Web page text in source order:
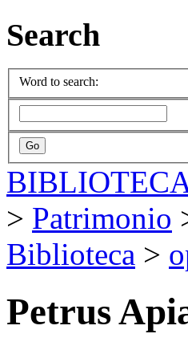
Search
Word to search:
> Patrimonio
Biblioteca >
Petrus